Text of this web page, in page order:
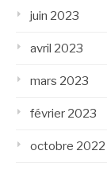
juin 2023
avril 2023
mars 2023
février 2023
octobre 2022